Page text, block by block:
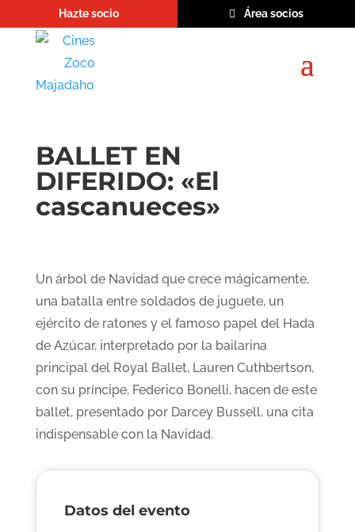
Hazte socio Área socios
BALLET EN
DIFERIDO: «El
cascanueces»
Un árbol de Navidad que crece mágicamente,
una batalla entre soldados de juguete, un
ejército de ratones y el famoso papel del Hada
de Azúcar, interpretado por la bailarina
principal del Royal Ballet, Lauren Cuthbertson,
con su príncipe, Federico Bonelli, hacen de este
ballet, presentado por Darcey Bussell, una cita
indispensable con la Navidad.
Datos del evento